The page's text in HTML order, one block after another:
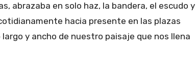
abrazaba en solo haz, la bandera, el escudo y
hacia presente en las plazas
y ancho de nuestro paisaje que nos llena